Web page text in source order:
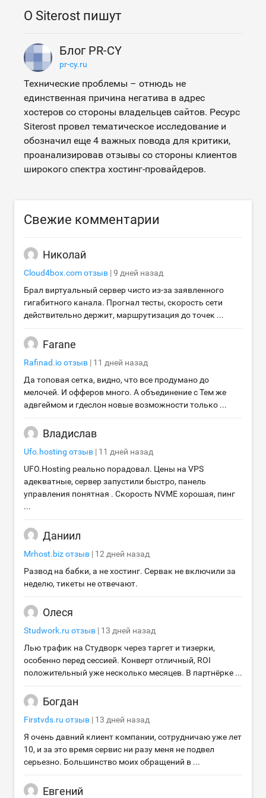
О Siterost пишут
Блог PR-CY
pr-cy.ru
Технические проблемы – отнюдь не
единственная причина негатива в адрес
хостеров со стороны владельцев сайтов. Ресурс
Siterost провел тематическое исследование и
обозначил еще 4 важных повода для критики,
проанализировав отзывы со стороны клиентов
широкого спектра хостинг-провайдеров.
Свежие комментарии
Николай
Cloud4box.comотзыв |9 дней назад
Брал виртуальный сервер чисто из-за заявленного
гигабитного канала. Прогнал тесты, скорость сети
действительно держит, маршрутизация до точек ...
Farane
Rafinad.ioотзыв | 11 дней назад
Да топовая сетка, видно, что все продумано до
мелочей. И офферов много. А объединение с Тем же
адвгеймом и гдеслон новые возможности только ...
Владислав
Ufo.hosting отзыв | 11 дней назад
UFO.Hosting реально порадовал. Цены на VPS
адекватные, сервер запустили быстро, панель
управления понятная . Скорость NVME хорошая, пинг
...
Даниил
Mrhost.bizотзыв | 12 дней назад
Развод на бабки, а не хостинг. Сервак не включили за
неделю, тикеты не отвечают.
Олеся
Studwork.ru отзыв | 13 дней назад
Лью трафик на Студворк через таргет и тизерки,
особенно перед сессией. Конверт отличный, ROI
положительный уже несколько месяцев. В партнёрке ...
Богдан
Firstvds.ru отзыв | 13 дней назад
Я очень давний клиент компании, сотрудничаю уже лет
10, и за это время сервис ни разу меня не подвел
серьезно. Большинство моих обращений в ...
Евгений